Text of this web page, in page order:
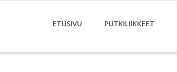
ETUSIVU PUTKILIIKKEET